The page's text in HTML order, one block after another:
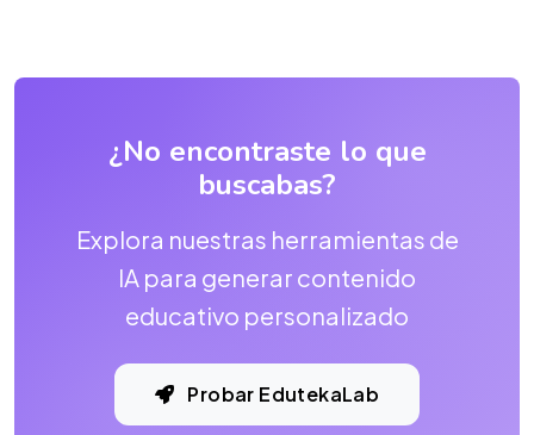
¿No encontraste lo que
buscabas?
Explora nuestras herramientas de
IA para generar contenido
educativo personalizado
Probar EdutekaLab